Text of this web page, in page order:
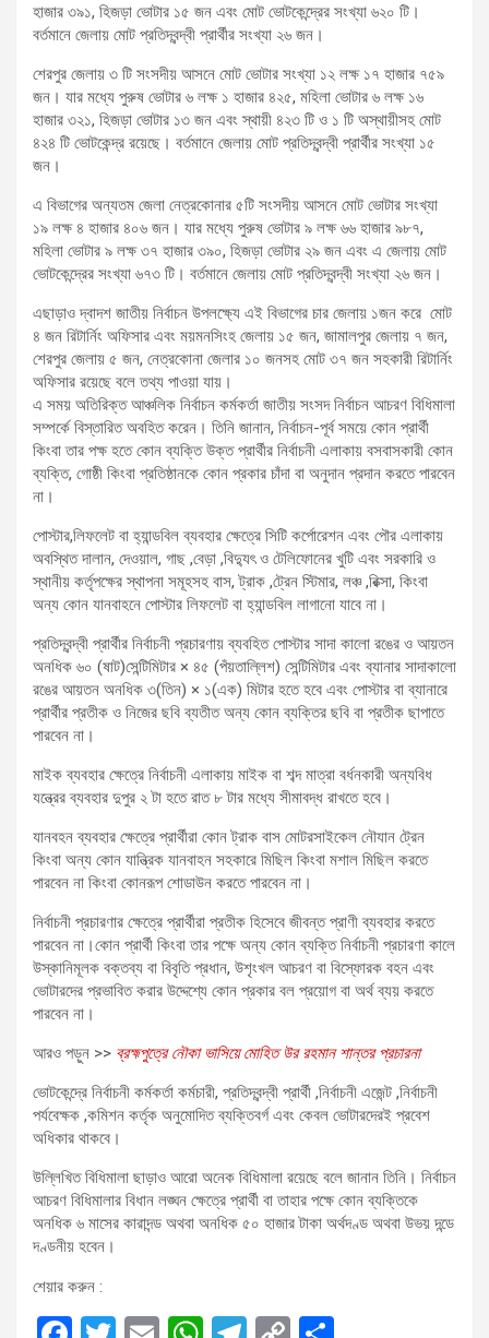
হাজার ৩৯১, হিজড়া ভোটার ১৫ জন এবং মোট ভোটকেন্দ্রের সংখ্যা ৬২০ টি।
বর্তমানে জেলায় মোট প্রতিদ্বন্দ্বী প্রার্থীর সংখ্যা ২৬ জন।
শেরপুর জেলায় ৩ টি সংসদীয় আসনে মোট ভোটার সংখ্যা ১২ লক্ষ ১৭ হাজার ৭৫৯
জন। যার মধ্যে পুরুষ ভোটার ৬ লক্ষ ১ হাজার ৪২৫, মহিলা ভোটার ৬ লক্ষ ১৬
হাজার ৩২১, হিজড়া ভোটার ১৩ জন এবং স্থায়ী ৪২৩ টি ও ১ টি অস্থায়ীসহ মোট
৪২৪ টি ভোটকেন্দ্র রয়েছে। বর্তমানে জেলায় মোট প্রতিদ্বন্দ্বী প্রার্থীর সংখ্যা ১৫
জন।
এ বিভাগের অন্যতম জেলা নেত্রকোনার ৫টি সংসদীয় আসনে মোট ভোটার সংখ্যা
১৯ লক্ষ ৪ হাজার ৪০৬ জন। যার মধ্যে পুরুষ ভোটার ৯ লক্ষ ৬৬ হাজার ৯৮৭,
মহিলা ভোটার ৯ লক্ষ ৩৭ হাজার ৩৯০, হিজড়া ভোটার ২৯ জন এবং এ জেলায় মোট
ভোটকেন্দ্রের সংখ্যা ৬৭৩ টি। বর্তমানে জেলায় মোট প্রতিদ্বন্দ্বী সংখ্যা ২৬ জন।
এছাড়াও দ্বাদশ জাতীয় নির্বাচন ‍উপলক্ষ্যে এই বিভাগের চার জেলায় ১জন করে ‌ মোট
৪ জন রিটার্নিং অফিসার এবং ময়মনসিংহ জেলায় ১৫ জন, জামালপুর জেলায় ৭ জন,
শেরপুর জেলায় ৫ জন, নেত্রকোনা জেলার ১০ জনসহ মোট ৩৭ জন সহকারী রিটার্নিং
অফিসার রয়েছে বলে তথ্য পাওয়া যায়।
এ সময় অতিরিক্ত আঞ্চলিক নির্বাচন কর্মকর্তা জাতীয় সংসদ নির্বাচন আচরণ বিধিমালা
সম্পর্কে বিস্তারিত অবহিত করেন। তিনি জানান, নির্বাচন-পূর্ব সময়ে কোন প্রার্থী
কিংবা তার পক্ষ হতে কোন ব্যক্তি উক্ত প্রার্থীর নির্বাচনী এলাকায় বসবাসকারী কোন
ব্যক্তি, গোষ্ঠী কিংবা প্রতিষ্ঠানকে কোন প্রকার চাঁদা বা অনুদান প্রদান করতে পারবেন
না।
পোস্টার,লিফলেট বা হ্যান্ডবিল ব্যবহার ক্ষেত্রে সিটি কর্পোরেশন এবং পৌর এলাকায়
অবস্থিত দালান, দেওয়াল, গাছ ,বেড়া ,বিদ্যুৎ ও টেলিফোনের খুটি এবং সরকারি ও
স্থানীয় কর্তৃপক্ষের স্থাপনা সমূহসহ বাস, ট্রাক ,ট্রেন স্টিমার, লঞ্চ ,রিক্সা, কিংবা
অন্য কোন যানবাহনে পোস্টার লিফলেট বা হ্যান্ডবিল লাগানো যাবে না।
প্রতিদ্বন্দ্বী প্রার্থীর নির্বাচনী প্রচারণায় ব্যবহিত পোস্টার সাদা কালো রঙের ও আয়তন
অনধিক ৬০ (ষাট)সেন্টিমিটার × ৪৫ (পঁয়তাল্লিশ) সেন্টিমিটার এবং ব্যানার সাদাকালো
রঙের আয়তন অনধিক ৩(তিন) × ১(এক) মিটার হতে হবে এবং পোস্টার বা ব্যানারে
প্রার্থীর প্রতীক ও নিজের ছবি ব্যতীত অন্য কোন ব্যক্তির ছবি বা প্রতীক ছাপাতে
পারবেন না।
মাইক ব্যবহার ক্ষেত্রে নির্বাচনী এলাকায় মাইক বা শব্দ মাত্রা বর্ধনকারী অন্যবিধ
যন্ত্রের ব্যবহার দুপুর ২ টা হতে রাত ৮ টার মধ্যে সীমাবদ্ধ রাখতে হবে।
যানবহন ব্যবহার ক্ষেত্রে প্রার্থীরা কোন ট্রাক বাস মোটরসাইকেল নৌযান ট্রেন
কিংবা অন্য কোন যান্ত্রিক যানবাহন সহকারে মিছিল কিংবা মশাল মিছিল করতে
পারবেন না কিংবা কোনরূপ শোডাউন করতে পারবেন না।
নির্বাচনী প্রচারণার ক্ষেত্রে প্রার্থীরা প্রতীক হিসেবে জীবন্ত প্রাণী ব্যবহার করতে
পারবেন না।কোন প্রার্থী কিংবা তার পক্ষে অন্য কোন ব্যক্তি নির্বাচনী প্রচারণা কালে
উস্কানিমূলক বক্তব্য বা বিবৃতি প্রধান, উশৃংখল আচরণ বা বিস্ফোরক বহন এবং
ভোটারদের প্রভাবিত করার উদ্দেশ্যে কোন প্রকার বল প্রয়োগ বা অর্থ ব্যয় করতে
পারবেন না।
আরও পড়ুন >> ব্রহ্মপুত্রে নৌকা ভাসিয়ে মোহিত উর রহমান শান্তর প্রচারনা
ভোটকেন্দ্রে নির্বাচনী কর্মকর্তা কর্মচারী, প্রতিদ্বন্দ্বী প্রার্থী ,নির্বাচনী এজেন্ট ,নির্বাচনী
পর্যবেক্ষক ,কমিশন কর্তৃক অনুমোদিত ব্যক্তিবর্গ এবং কেবল ভোটারদেরই প্রবেশ
অধিকার থাকবে।
উল্লিখিত বিধিমালা ছাড়াও আরো অনেক বিধিমালা রয়েছে বলে জানান তিনি। নির্বাচন
আচরণ বিধিমালার বিধান লঙ্ঘন ক্ষেত্রে প্রার্থী বা তাহার পক্ষে কোন ব্যক্তিকে
অনধিক ৬ মাসের কারাদন্ড অথবা অনধিক ৫০ হাজার টাকা অর্থদণ্ড অথবা উভয় দন্ডে
দণ্ডনীয় হবেন।
শেয়ার করুন :